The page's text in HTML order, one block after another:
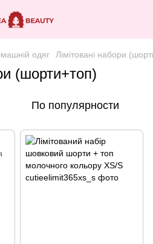
одяг Лімітовані набори
(шорти+топ)
По популярности